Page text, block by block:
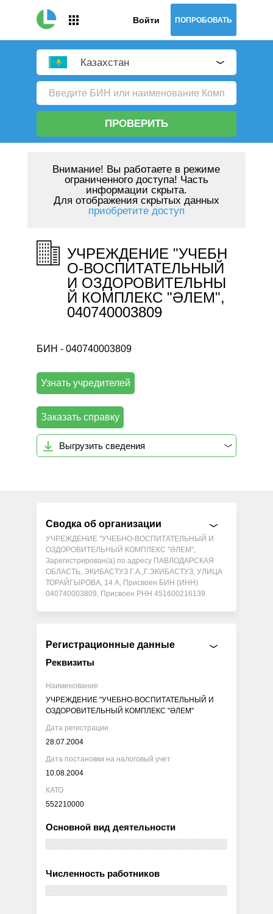
Войти ПОПРОБОВАТЬ
Казахстан
ПРОВЕРИТЬ
Внимание! Вы работаете в режиме
ограниченного доступа! Часть
информации скрыта.
Для отображения скрытых данных
приобретите доступ
УЧРЕЖДЕНИЕ "УЧЕБН
О-ВОСПИТАТЕЛЬНЫЙ
И ОЗДОРОВИТЕЛЬНЫ
Й КОМПЛЕКС "ӘЛЕМ",
040740003809
БИН - 040740003809
Узнать учредителей
Заказать справку
Выгрузить сведения
Сводка об организации
УЧРЕЖДЕНИЕ "УЧЕБНО-ВОСПИТАТЕЛЬНЫЙ И
ОЗДОРОВИТЕЛЬНЫЙ КОМПЛЕКС "ӘЛЕМ",
Зарегистрирован(а) по адресу ПАВЛОДАРСКАЯ
ОБЛАСТЬ, ЭКИБАСТУЗ Г.А.,Г.ЭКИБАСТУЗ, УЛИЦА
ТОРАЙГЫРОВА, 14 А, Присвоен БИН (ИНН)
040740003809, Присвоен РНН 451600216139
Регистрационные данные
Реквизиты
Наименование
УЧРЕЖДЕНИЕ "УЧЕБНО-ВОСПИТАТЕЛЬНЫЙ И
ОЗДОРОВИТЕЛЬНЫЙ КОМПЛЕКС "ӘЛЕМ"
Дата регистрации
28.07.2004
Дата постановки на налоговый учет
10.08.2004
КАТО
552210000
Основной вид деятельности
Численность работников